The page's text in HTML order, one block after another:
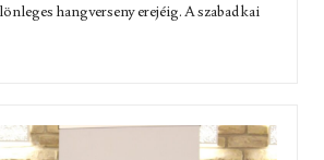
hangverseny erejéig. A szabadkai